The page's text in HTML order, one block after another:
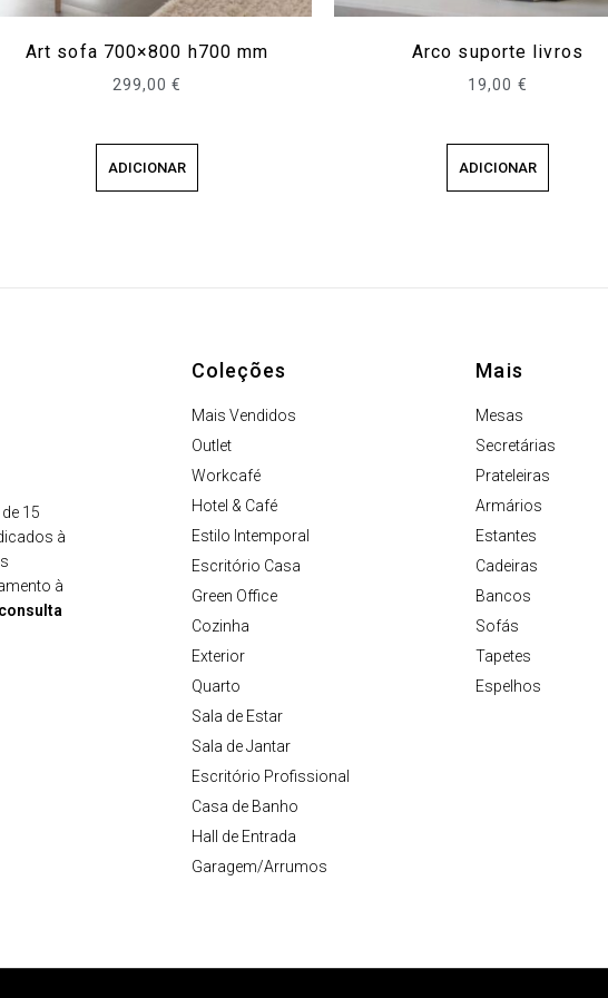
Art sofa 700×800 h700 mm
299,00€
ADICIONAR
Arco suporte livros
19,00 €
ADICIONAR
15
à
à
Coleções
Mais Vendidos
Outlet
Workcafé
Hotel & Café
Estilo Intemporal
Escritório Casa
Green Office
Cozinha
Exterior
Quarto
Sala de Estar
Sala de Jantar
Escritório Profissional
Casa de Banho
Hall de Entrada
Garagem/Arrumos
Mais
Mesas
Secretárias
Prateleiras
Armários
Estantes
Cadeiras
Bancos
Sofás
Tapetes
Espelhos